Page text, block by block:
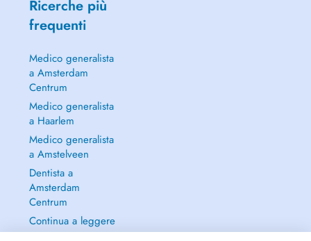
Ricerche più
frequenti
Medico generalista
a Amsterdam
Centrum
Medico generalista
a Haarlem
Medico generalista
a Amstelveen
Dentista a
Amsterdam
Centrum
Continua a leggere
→